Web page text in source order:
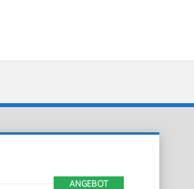
ANGEBOT